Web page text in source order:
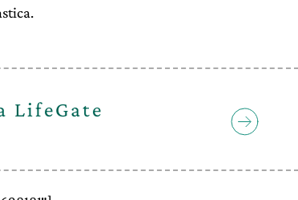
LifeGate